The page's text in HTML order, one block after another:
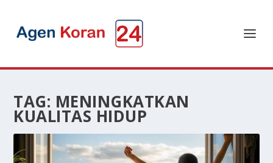
TAG: MENINGKATKAN
KUALITAS HIDUP